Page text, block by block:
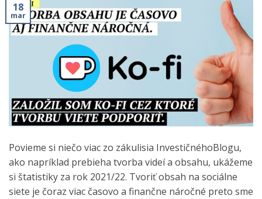
18
mar
Povieme si niečo viac zo zákulisia InvestičnéhoBlogu,
ako napríklad prebieha tvorba videí a obsahu, ukážeme
si štatistiky za rok 2021/22. Tvoriť obsah na sociálne
siete je čoraz viac časovo a finančne náročné preto sme